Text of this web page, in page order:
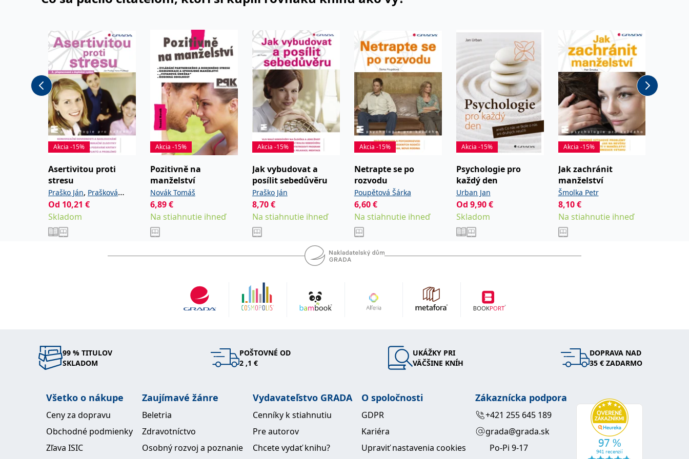
Akcia -15%
Asertivitou proti
stresu
Praško Ján, Prašková
Hana
Od 10,21 €
Skladom
Akcia -15%
Pozitivně na
manželství
Novák Tomáš
6,89€
Na stiahnutie ihneď
Akcia -15%
Jak vybudovat a
posílit sebedůvěru
Praško Ján
8,70€
Na stiahnutie ihneď
Akcia -15%
Netrapte se po
rozvodu
Poupětová Šárka
6,60€
Na stiahnutie ihneď
Akcia -15%
Psychologie pro
každý den
Urban Jan
Od 9,90€
Skladom
Akcia -15%
Jak zachránit
manželství
Šmolka Petr
8,10€
Na stiahnutie ihneď
99 % TITULOV
SKLADOM
POŠTOVNÉ OD
2 ,1 €
UKÁŽKY PRI
VÄČŠINE KNÍH
DOPRAVA NAD
35 € ZADARMO
Všetko o nákupe
Ceny za dopravu
Obchodné podmienky
Zľava ISIC
Zaujímavé žánre
Beletria
Zdravotníctvo
Osobný rozvoj a poznanie
Vydavateľstvo GRADA
Cenníky k stiahnutiu
Pre autorov
Chcete vydať knihu?
O spoločnosti
GDPR
Kariéra
Upraviť nastavenia cookies
Zákaznícka podpora
+421 255 645 189
grada@grada.sk
Po-Pi 9-17